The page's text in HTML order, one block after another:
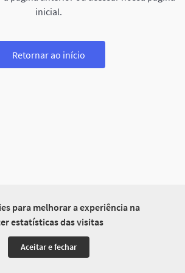
para melhorar a experiência na
estatísticas das visitas
Aceitar e fechar
inicial.
Retornar ao início